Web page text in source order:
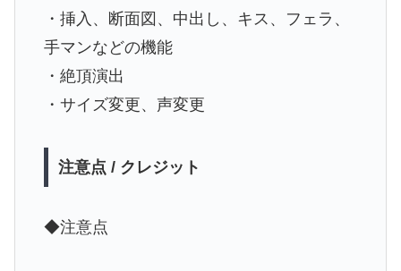
・挿入、断面図、中出し、キス、フェラ、
手マンなどの機能
・絶頂演出
・サイズ変更、声変更
注意点 / クレジット
◆注意点